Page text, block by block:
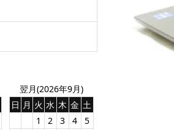
翌月(2026年9月)
日 月 火 水 木 金 土
1
2 3 4
5